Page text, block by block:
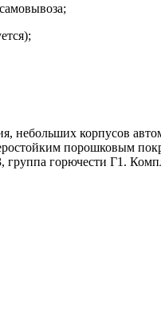
небольших корпусов
порошковым
горючести Г1.